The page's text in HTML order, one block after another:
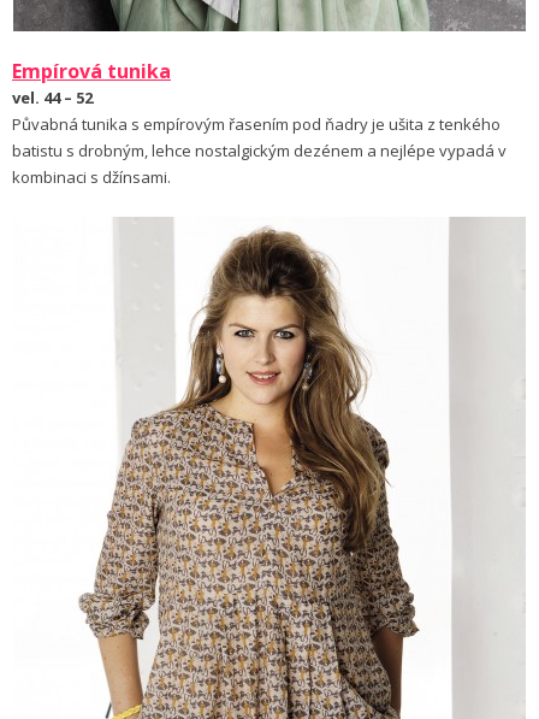
Empírová tunika
vel. 44 – 52
Půvabná tunika s empírovým řasením pod ňadry je ušita z tenkého
batistu s drobným, lehce nostalgickým dezénem a nejlépe vypadá v
kombinaci s džínsami.